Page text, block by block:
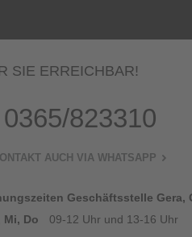
SIE ERREICHBAR!
0365/823310
AUCH VIA WHATSAPP
Geschäftsstelle Gera,
Mi, Do
09-12 Uhr und 13-16 Uhr